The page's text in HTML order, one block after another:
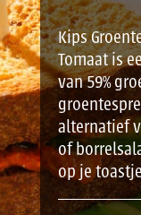
Kips
Tomaat is
van 59%
alternatief
of
op je